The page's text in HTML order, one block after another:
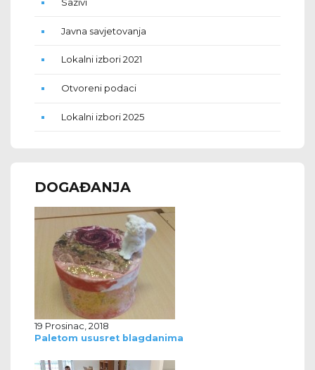
Javna savjetovanja
Lokalni izbori 2021
Otvoreni podaci
Lokalni izbori 2025
DOGAĐANJA
19 Prosinac, 2018
Paletom ususret blagdanima